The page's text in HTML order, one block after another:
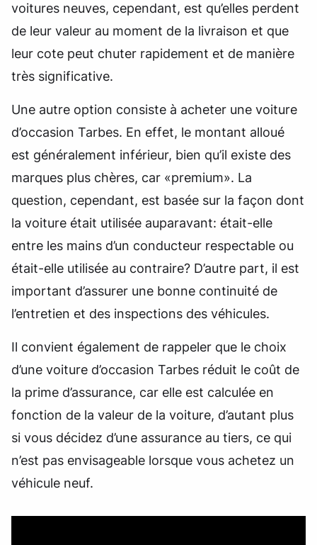
voitures neuves, cependant, est qu’elles perdent
de leur valeur au moment de la livraison et que
leur cote peut chuter rapidement et de manière
très significative.
Une autre option consiste à acheter une voiture
d’occasion Tarbes. En effet, le montant alloué
est généralement inférieur, bien qu’il existe des
marques plus chères, car «premium». La
question, cependant, est basée sur la façon dont
la voiture était utilisée auparavant: était-elle
entre les mains d’un conducteur respectable ou
était-elle utilisée au contraire? D’autre part, il est
important d’assurer une bonne continuité de
l’entretien et des inspections des véhicules.
Il convient également de rappeler que le choix
d’une voiture d’occasion Tarbes réduit le coût de
la prime d’assurance, car elle est calculée en
fonction de la valeur de la voiture, d’autant plus
si vous décidez d’une assurance au tiers, ce qui
n’est pas envisageable lorsque vous achetez un
véhicule neuf.